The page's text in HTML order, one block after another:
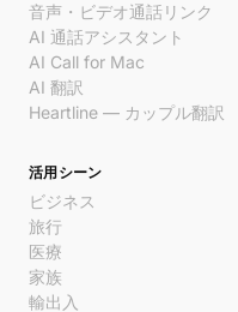
音声・ビデオ通話リンク
AI 通話アシスタント
AI Call for Mac
AI 翻訳
Heartline — カップル翻訳
活用シーン
ビジネス
旅行
医療
家族
輸出入